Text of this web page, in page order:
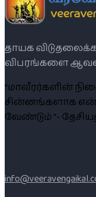
தாயக
விபரங்களை
“மாவீரர்களின்
சின்னங்களாக
வேண்டும் ”-